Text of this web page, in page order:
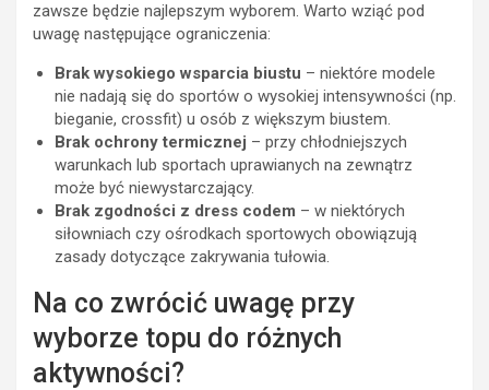
zawsze będzie najlepszym wyborem. Warto wziąć pod
uwagę następujące ograniczenia:
Brak wysokiego wsparcia biustu – niektóre modele
nie nadają się do sportów o wysokiej intensywności (np.
bieganie, crossfit) u osób z większym biustem.
Brak ochrony termicznej – przy chłodniejszych
warunkach lub sportach uprawianych na zewnątrz
może być niewystarczający.
Brak zgodności z dress codem – w niektórych
siłowniach czy ośrodkach sportowych obowiązują
zasady dotyczące zakrywania tułowia.
Na co zwrócić uwagę przy
wyborze topu do różnych
aktywności?